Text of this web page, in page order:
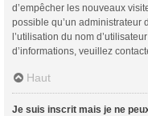
d’empêcher les nouveaux
possible qu’un administrateur
l’utilisation du nom
d’informations, veuillez
Haut
Je suis inscrit mais je ne